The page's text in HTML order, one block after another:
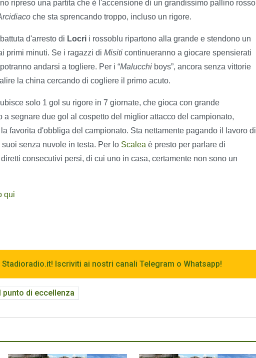
ripreso una partita che è l'accensione di un grandissimo pallino rosso
che sta sprencando troppo, incluso un rigore.
d'arresto di Locri i rossoblu ripartono alla grande e stendono un
primi minuti. Se i ragazzi di Misiti continueranno a giocare spensierati
andarsi a togliere. Per i “Malucchi boys”, ancora senza vittorie
la china cercando di cogliere il primo acuto.
solo 1 gol su rigore in 7 giornate, che gioca con grande
a segnare due gol al cospetto del miglior attacco del campionato,
favorita d'obbliga del campionato. Sta nettamente pagando il lavoro di
senza nuvole in testa. Per lo Scalea è presto per parlare di
consecutivi persi, di cui uno in casa, certamente non sono un
qui
Iscriviti ai nostri canali Telegram o Whatsapp!
punto di eccellenza